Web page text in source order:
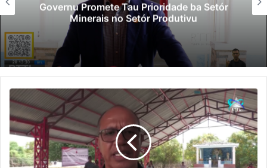
Governu Promete Tau Prioridade ba Setór
Minerais no Setór Produtivu